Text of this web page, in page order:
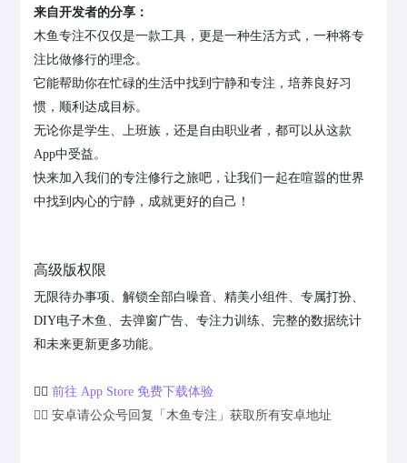
来自开发者的分享：
木鱼专注不仅仅是一款工具，更是一种生活方式，一种将专
注比做修行的理念。
它能帮助你在忙碌的生活中找到宁静和专注，培养良好习
惯，顺利达成目标。
无论你是学生、上班族，还是自由职业者，都可以从这款
App中受益。
快来加入我们的专注修行之旅吧，让我们一起在喧嚣的世界
中找到内心的宁静，成就更好的自己！
高级版权限
无限待办事项、解锁全部白噪音、精美小组件、专属打扮、
DIY电子木鱼、去弹窗广告、专注力训练、完整的数据统计
和未来更新更多功能。
👉🏻前往 App Store 免费下载体验
👉🏻 安卓请公众号回复「木鱼专注」获取所有安卓地址